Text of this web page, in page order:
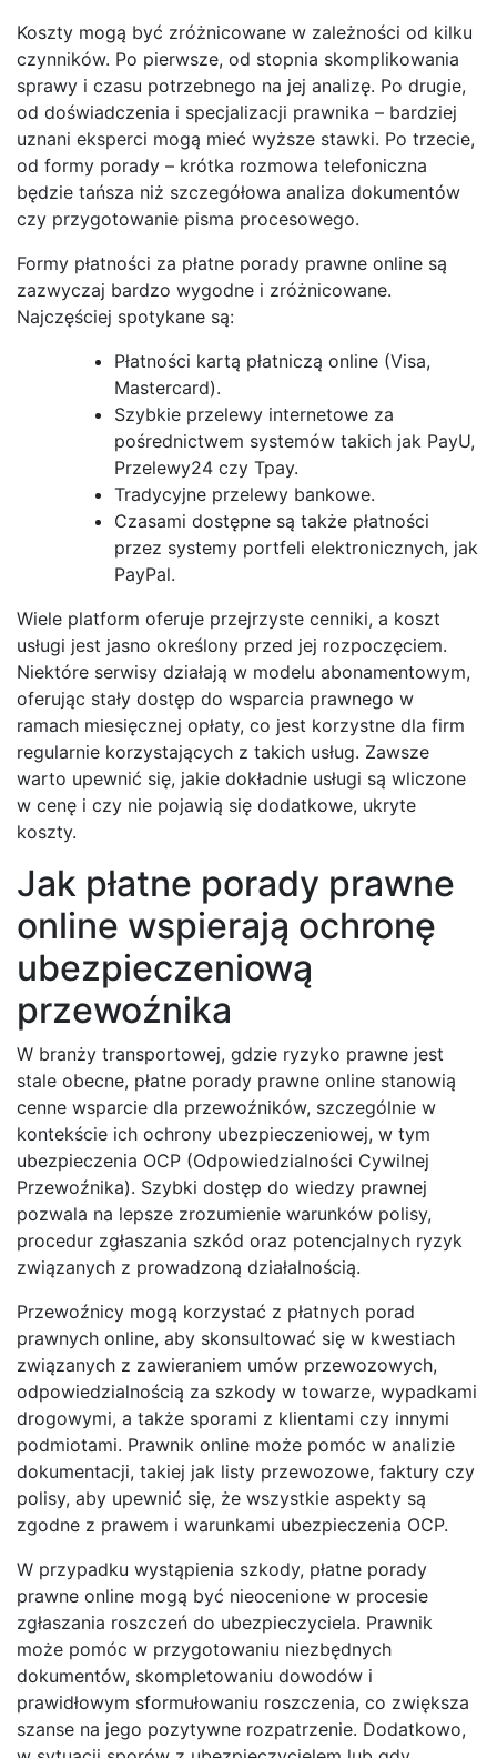
Koszty mogą być zróżnicowane w zależności od kilku
czynników. Po pierwsze, od stopnia skomplikowania
sprawy i czasu potrzebnego na jej analizę. Po drugie,
od doświadczenia i specjalizacji prawnika – bardziej
uznani eksperci mogą mieć wyższe stawki. Po trzecie,
od formy porady – krótka rozmowa telefoniczna
będzie tańsza niż szczegółowa analiza dokumentów
czy przygotowanie pisma procesowego.
Formy płatności za płatne porady prawne online są
zazwyczaj bardzo wygodne i zróżnicowane.
Najczęściej spotykane są:
Płatności kartą płatniczą online (Visa,
Mastercard).
Szybkie przelewy internetowe za
pośrednictwem systemów takich jak PayU,
Przelewy24 czy Tpay.
Tradycyjne przelewy bankowe.
Czasami dostępne są także płatności
przez systemy portfeli elektronicznych, jak
PayPal.
Wiele platform oferuje przejrzyste cenniki, a koszt
usługi jest jasno określony przed jej rozpoczęciem.
Niektóre serwisy działają w modelu abonamentowym,
oferując stały dostęp do wsparcia prawnego w
ramach miesięcznej opłaty, co jest korzystne dla firm
regularnie korzystających z takich usług. Zawsze
warto upewnić się, jakie dokładnie usługi są wliczone
w cenę i czy nie pojawią się dodatkowe, ukryte
koszty.
Jak płatne porady prawne
online wspierają ochronę
ubezpieczeniową
przewoźnika
W branży transportowej, gdzie ryzyko prawne jest
stale obecne, płatne porady prawne online stanowią
cenne wsparcie dla przewoźników, szczególnie w
kontekście ich ochrony ubezpieczeniowej, w tym
ubezpieczenia OCP (Odpowiedzialności Cywilnej
Przewoźnika). Szybki dostęp do wiedzy prawnej
pozwala na lepsze zrozumienie warunków polisy,
procedur zgłaszania szkód oraz potencjalnych ryzyk
związanych z prowadzoną działalnością.
Przewoźnicy mogą korzystać z płatnych porad
prawnych online, aby skonsultować się w kwestiach
związanych z zawieraniem umów przewozowych,
odpowiedzialnością za szkody w towarze, wypadkami
drogowymi, a także sporami z klientami czy innymi
podmiotami. Prawnik online może pomóc w analizie
dokumentacji, takiej jak listy przewozowe, faktury czy
polisy, aby upewnić się, że wszystkie aspekty są
zgodne z prawem i warunkami ubezpieczenia OCP.
W przypadku wystąpienia szkody, płatne porady
prawne online mogą być nieocenione w procesie
zgłaszania roszczeń do ubezpieczyciela. Prawnik
może pomóc w przygotowaniu niezbędnych
dokumentów, skompletowaniu dowodów i
prawidłowym sformułowaniu roszczenia, co zwiększa
szanse na jego pozytywne rozpatrzenie. Dodatkowo,